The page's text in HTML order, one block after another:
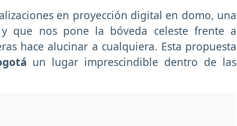
en proyección digital en domo, una
que nos pone la bóveda celeste frente a
hace alucinar a cualquiera. Esta propuesta
un lugar imprescindible dentro de las